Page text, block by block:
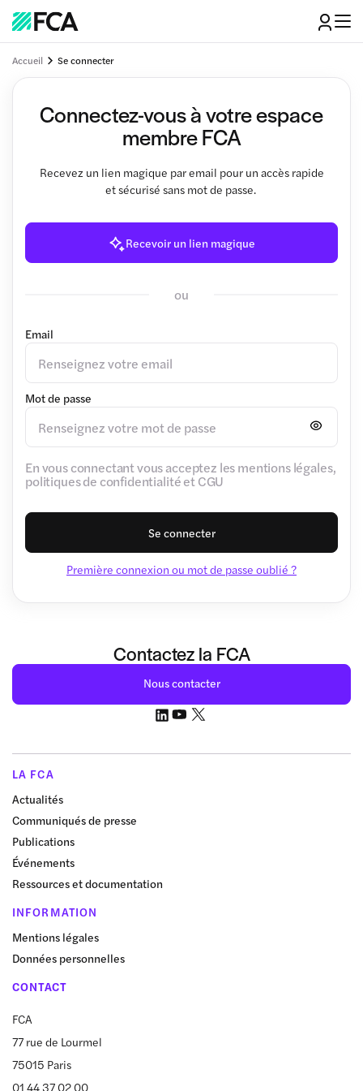
Accueil Se connecter
Connectez-vous à votre espace
membre FCA
Recevez un lien magique par email pour un accès rapide
et sécurisé sans mot de passe.
Recevoir un lien magique
ou
Email
Mot de passe
En vous connectant vous acceptez les mentions légales,
politiques de confidentialité et CGU
Se connecter
Première connexion ou mot de passe oublié ?
Contactez la FCA
Nous contacter
LA FCA
Actualités
Communiqués de presse
Publications
Événements
Ressources et documentation
INFORMATION
Mentions légales
Données personnelles
CONTACT
FCA
77 rue de Lourmel
75015 Paris
01 44 37 02 00